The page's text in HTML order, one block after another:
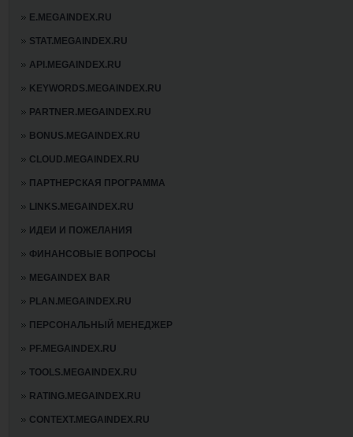
E.MEGAINDEX.RU
STAT.MEGAINDEX.RU
API.MEGAINDEX.RU
KEYWORDS.MEGAINDEX.RU
PARTNER.MEGAINDEX.RU
BONUS.MEGAINDEX.RU
CLOUD.MEGAINDEX.RU
ПАРТНЕРСКАЯ ПРОГРАММА
LINKS.MEGAINDEX.RU
ИДЕИ И ПОЖЕЛАНИЯ
ФИНАНСОВЫЕ ВОПРОСЫ
MEGAINDEX BAR
PLAN.MEGAINDEX.RU
ПЕРСОНАЛЬНЫЙ МЕНЕДЖЕР
PF.MEGAINDEX.RU
TOOLS.MEGAINDEX.RU
RATING.MEGAINDEX.RU
CONTEXT.MEGAINDEX.RU